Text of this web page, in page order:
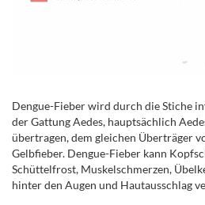
Dengue-Fieber wird durch die Stiche
der Gattung Aedes, hauptsächlich
übertragen, dem gleichen Überträger
Gelbfieber. Dengue-Fieber kann
Schüttelfrost, Muskelschmerzen,
hinter den Augen und Hautausschlag